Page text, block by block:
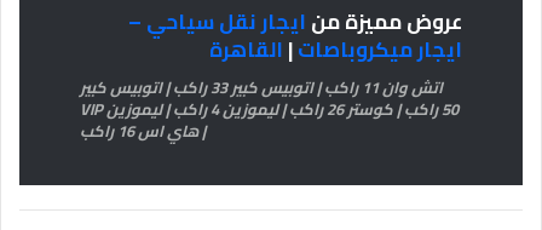
عروض مميزة منايجار نقل سياحي –
ايجار ميكروباصات|القاهرة
اتش وان 11 راكب | اتوبيس كبير 33 راكب | اتوبيس كبير
50 راكب | كوستر 26 راكب | ليموزين 4 راكب | ليموزين VIP
| هاي اس 16 راكب